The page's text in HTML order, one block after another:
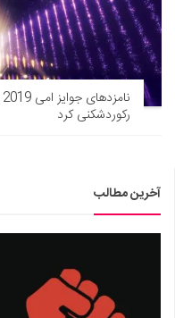
رکوردشکنی کرد
آخرین مطالب